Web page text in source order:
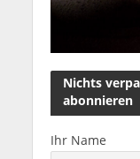
Nichts
abonnieren
Ihr Name